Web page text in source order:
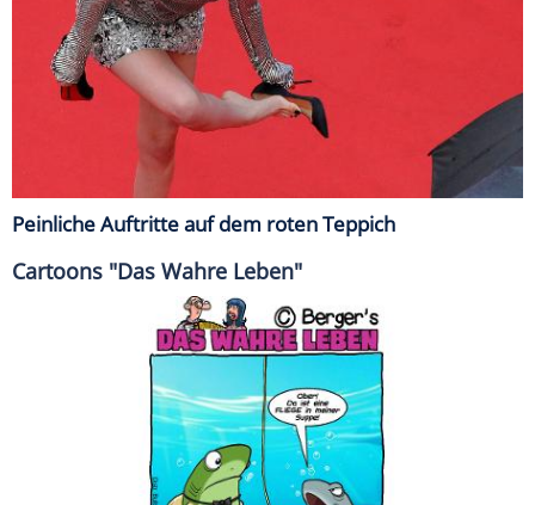
Peinliche Auftritte auf dem roten Teppich
Cartoons "Das Wahre Leben"